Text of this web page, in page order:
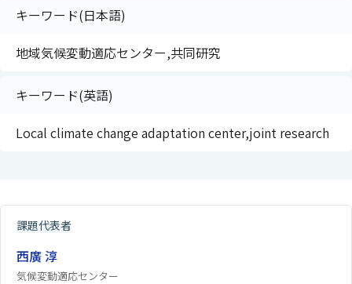
キーワード(日本語)
地域気候変動適応センター,共同研究
キーワード(英語)
Local climate change adaptation center,joint research
課題代表者
西廣 淳
気候変動適応センター